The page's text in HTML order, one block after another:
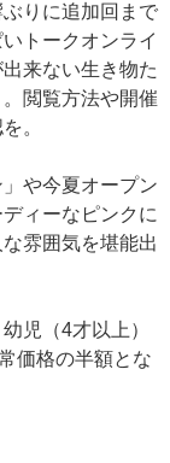
りに追加回まで
トークオンライ
来ない生き物た
閲覧方法や開催
。
や今夏オープン
ィーなピンクに
雰囲気を堪能出
児（4才以上）
価格の半額とな